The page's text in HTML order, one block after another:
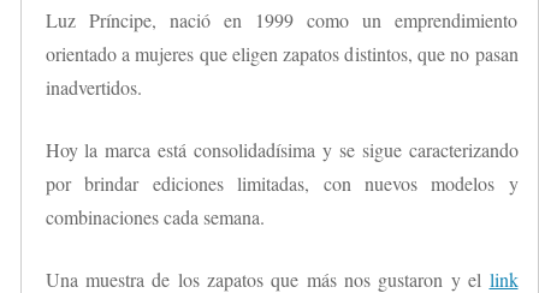
Luz Príncipe, nació en 1999 como un emprendimiento
orientado a mujeres que eligen zapatos distintos, que no pasan
inadvertidos.
Hoy la marca está consolidadísima y se sigue caracterizando
por brindar ediciones limitadas, con nuevos modelos y
combinaciones cada semana.
Una muestra de los zapatos que más nos gustaron y el link